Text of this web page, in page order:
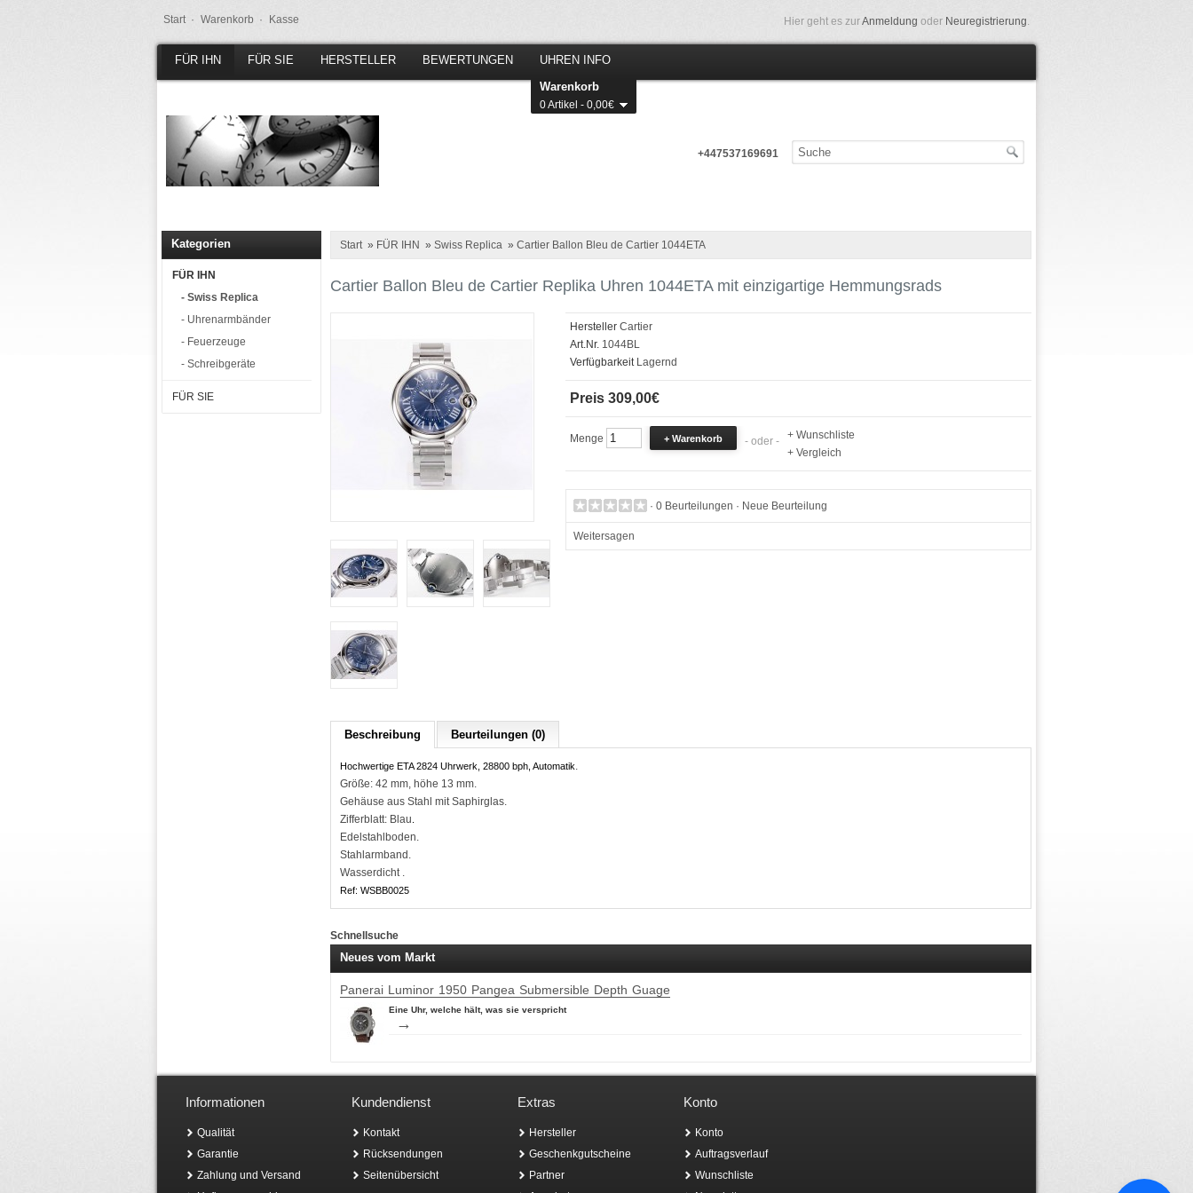
Hier geht es zurAnmeldung oder Neuregistrierung.
Start · Warenkorb · Kasse
FÜR IHN FÜR SIE HERSTELLER BEWERTUNGEN
UHREN INFO
Warenkorb
0 Artikel - 0,00€
+447537169691
Kategorien
FÜR IHN
- Swiss Replica
- Uhrenarmbänder
- Feuerzeuge
- Schreibgeräte
FÜR SIE
Start» FÜR IHN » Swiss Replica » Cartier Ballon Bleu de Cartier 1044ETA
Cartier Ballon Bleu de Cartier Replika Uhren 1044ETA mit einzigartige Hemmungsrads
Hersteller Cartier
Art.Nr. 1044BL
VerfügbarkeitLagernd
Preis 309,00€
Menge - oder - + Wunschliste
+ Vergleich
· 0 Beurteilungen · Neue Beurteilung
Weitersagen
Beschreibung Beurteilungen (0)
Hochwertige ETA 2824 Uhrwerk, 28800 bph, Automatik.
Größe: 42 mm, höhe 13 mm.
Gehäuse aus Stahl mit Saphirglas.
Zifferblatt: Blau
Edelstahlboden.
Stahlarmband.
Wasserdicht .
Ref: WSBB0025
Schnellsuche
Neues vom Markt
Panerai Luminor 1950 Pangea Submersible Depth Guage
Eine Uhr, welche hält, was sie verspricht
→
Informationen
Qualität
Garantie
Zahlung und Versand
Kundendienst
Kontakt
Rücksendungen
Seitenübersicht
Extras
Hersteller
Geschenkgutscheine
Partner
Konto
Konto
Auftragsverlauf
Wunschliste